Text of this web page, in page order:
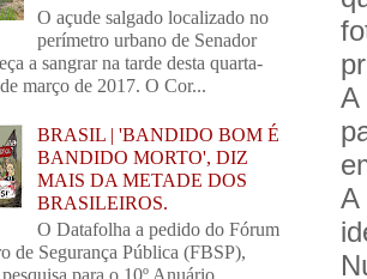
O açude salgado localizado no
perímetro urbano de Senador
a sangrar na tarde desta quarta-
março de 2017. O Cor...
BRASIL | 'BANDIDO BOM É
BANDIDO MORTO', DIZ
MAIS DA METADE DOS
BRASILEIROS.
O Datafolha a pedido do Fórum
de Segurança Pública (FBSP),